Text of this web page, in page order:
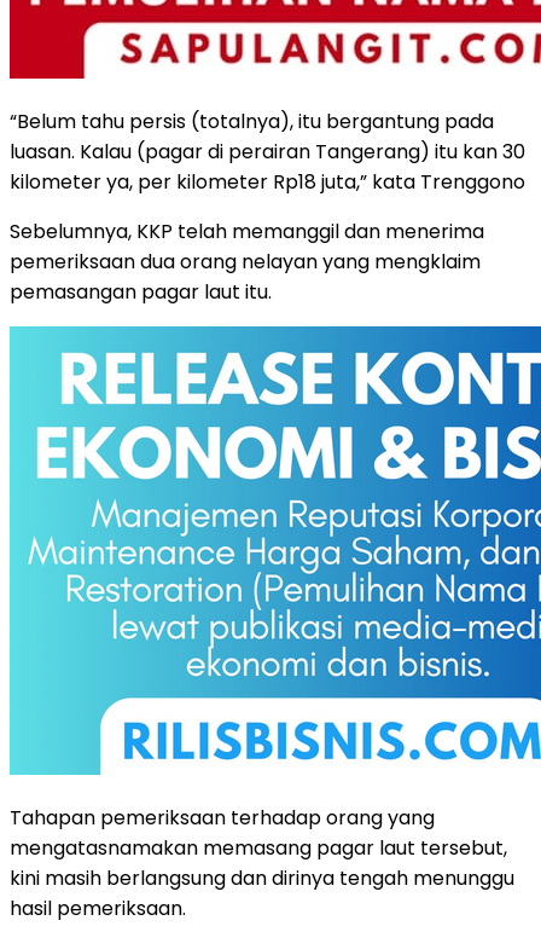
“Belum tahu persis (totalnya), itu bergantung pada
luasan. Kalau (pagar di perairan Tangerang) itu kan 30
kilometer ya, per kilometer Rp18 juta,” kata Trenggono
Sebelumnya, KKP telah memanggil dan menerima
pemeriksaan dua orang nelayan yang mengklaim
pemasangan pagar laut itu.
Tahapan pemeriksaan terhadap orang yang
mengatasnamakan memasang pagar laut tersebut,
kini masih berlangsung dan dirinya tengah menunggu
hasil pemeriksaan.